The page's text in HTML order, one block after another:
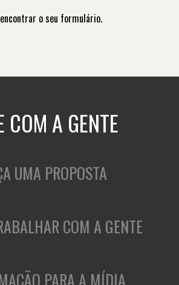
o seu formulário.
COM A GENTE
UMA PROPOSTA
COM A GENTE
PARA A MÍDIA